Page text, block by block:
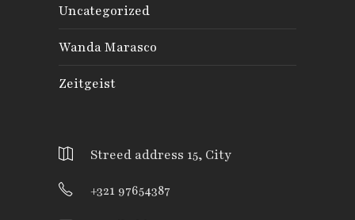
Uncategorized
Wanda Marasco
Zeitgeist
Streed address 15, City
+321 97654387